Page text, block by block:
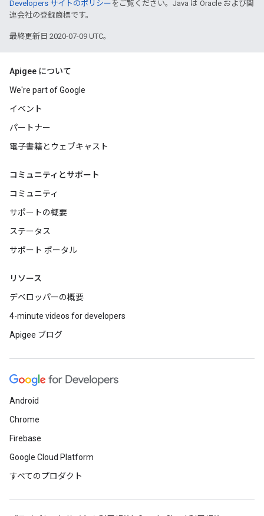
Developers サイトのポリシー をご覧ください。Java は Oracle および関
連会社の登録商標です。
最終更新日 2020-07-09 UTC。
Apigee について
We're part of Google
イベント
パートナー
電子書籍とウェブキャスト
コミュニティとサポート
コミュニティ
サポートの概要
ステータス
サポート ポータル
リソース
デベロッパーの概要
4-minute videos for developers
Apigee ブログ
Android
Chrome
Firebase
Google Cloud Platform
すべてのプロダクト